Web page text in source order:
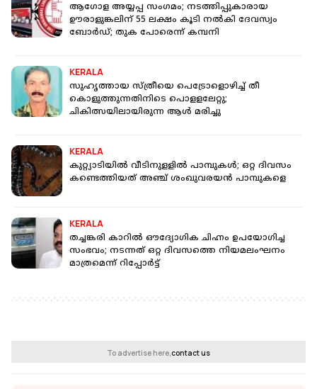
ആഗോള അയ്യപ്പ സംഗമം; നടത്തിപ്പുകാരായ
ഊരാളുങ്കലിന് 55 ലക്ഷം കൂടി നല്‍കി ദേവസ്വം
ബോര്‍ഡ്; തുക പോരെന്ന് കമ്പനി
KERALA
സുഹൃത്തായ സ്ത്രീയെ പെട്രോളൊഴിച്ച് തീ
കൊളുത്തുന്നതിനിടെ പൊളളലേറ്റു;
ചികിത്സയിലായിരുന്ന ആള്‍ മരിച്ചു
KERALA
കുറ്റ്യാടിയില്‍ വീടിനുളളില്‍ പാമ്പുകള്‍; ഒറ്റ ദിവസം
കണ്ടെത്തിയത് അഞ്ച് ശംഖുവരയൻ പാമ്പുകളെ
KERALA
തച്ചങ്കരി കാറിൽ ഔദ്യോഗിക ചിഹ്നം ഉപയോഗിച്ച
സംഭവം; നടന്നത് ഒറ്റ ദിവസത്തെ നിയമലംഘനം
മാത്രമെന്ന് റിപ്പോർട്ട്
To advertise here,contact us